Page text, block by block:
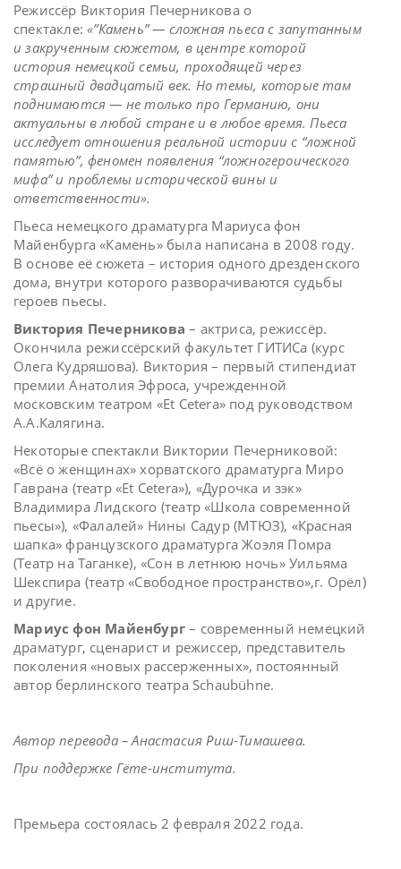
Режиссёр Виктория Печерникова о
спектакле:«”Камень” — сложная пьеса с запутанным
и закрученным сюжетом, в центре которой
история немецкой семьи, проходящей через
страшный двадцатый век. Но темы, которые там
поднимаются — не только про Германию, они
актуальны в любой стране и в любое время. Пьеса
исследует отношения реальной истории с “ложной
памятью”, феномен появления “ложногероического
мифа” и проблемы исторической вины и
ответственности».
Пьеса немецкого драматурга Мариуса фон
Майенбурга «Камень» была написана в 2008 году.
В основе её сюжета – история одного дрезденского
дома, внутри которого разворачиваются судьбы
героев пьесы.
Виктория Печерникова– актриса, режиссёр.
Окончила режиссёрский факультет ГИТИСа (курс
Олега Кудряшова). Виктория – первый стипендиат
премии Анатолия Эфроса, учрежденной
московским театром «Et Cetera» под руководством
А.А.Калягина.
Некоторые спектакли Виктории Печерниковой:
«Всё о женщинах» хорватского драматурга Миро
Гаврана (театр «Et Cetera»), «Дурочка и зэк»
Владимира Лидского (театр «Школа современной
пьесы»), «Фалалей» Нины Садур (МТЮЗ), «Красная
шапка» французского драматурга Жоэля Помра
(Театр на Таганке), «Сон в летнюю ночь» Уильяма
Шекспира (театр «Свободное пространство»,г. Орёл)
и другие.
Мариус фон Майенбург – современный немецкий
драматург, сценарист и режиссер, представитель
поколения «новых рассерженных», постоянный
автор берлинского театра Schaubühne.
Автор перевода – Анастасия Риш-Тимашева.
При поддержке Гёте-института.
Премьера состоялась 2 февраля 2022 года.